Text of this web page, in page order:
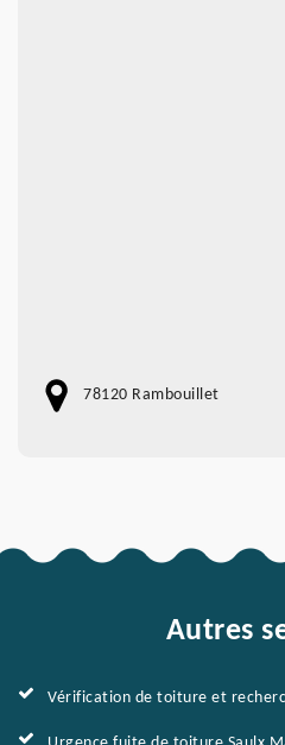
78120 Rambouillet
Autres
Vérification de toiture et